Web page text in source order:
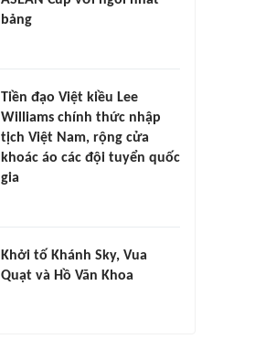
bảng
Tiền đạo Việt kiều Lee
Williams chính thức nhập
tịch Việt Nam, rộng cửa
khoác áo các đội tuyển quốc
gia
Khởi tố Khánh Sky, Vua
Quạt và Hồ Văn Khoa